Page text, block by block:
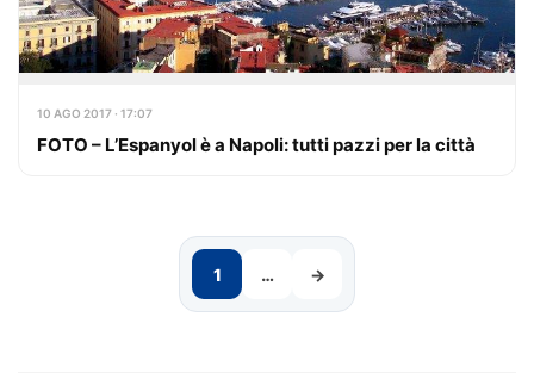
10 AGO 2017 · 17:07
FOTO – L’Espanyol è a Napoli: tutti pazzi per la città
1 … →